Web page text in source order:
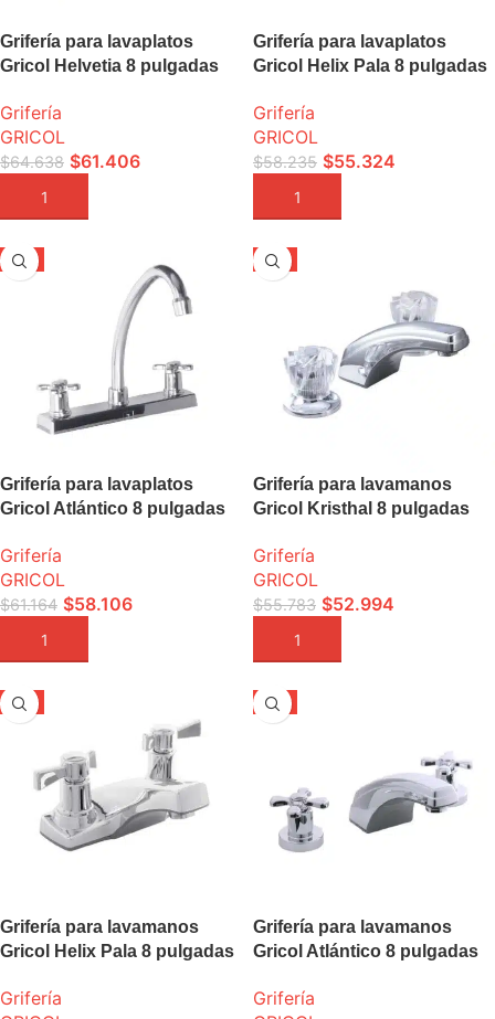
Grifería para lavaplatos
Gricol Helvetia 8 pulgadas
Grifería
GRICOL
$64.638 $61.406
AÑADIR A LA CESTA
Grifería para lavaplatos
Gricol Helix Pala 8 pulgadas
Grifería
GRICOL
$58.235 $55.324
AÑADIR A LA CESTA
-5%
Grifería para lavaplatos
Gricol Atlántico 8 pulgadas
Grifería
GRICOL
$61.164 $58.106
AÑADIR A LA CESTA
-5%
Grifería para lavamanos
Gricol Kristhal 8 pulgadas
Grifería
GRICOL
$55.783 $52.994
AÑADIR A LA CESTA
-5%
Grifería para lavamanos
Gricol Helix Pala 8 pulgadas
Grifería
-5%
Grifería para lavamanos
Gricol Atlántico 8 pulgadas
Grifería